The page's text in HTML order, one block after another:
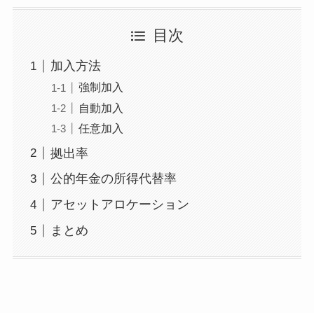
目次
加入方法
強制加入
自動加入
任意加入
拠出率
公的年金の所得代替率
アセットアロケーション
まとめ